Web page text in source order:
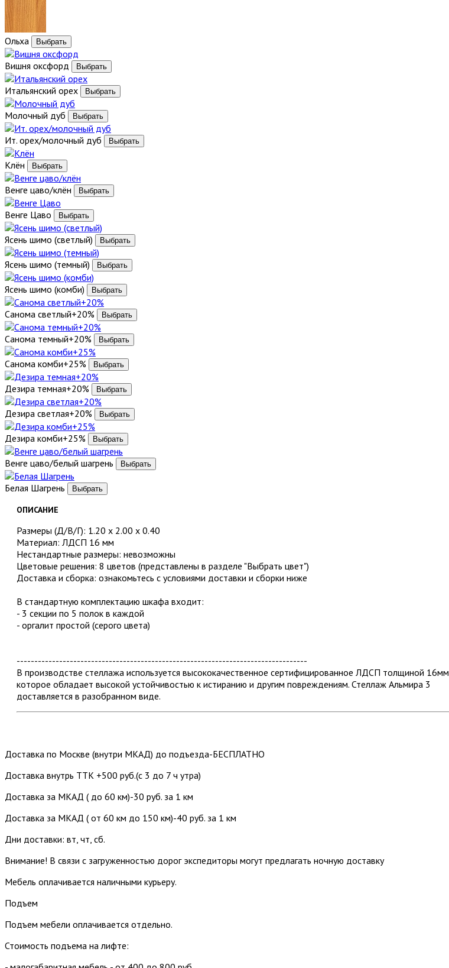
Ольха
Вишня оксфорд
Итальянский орех
Молочный дуб
Ит. орех/молочный дуб
Клён
Венге цаво/клён
Венге Цаво
Ясень шимо (светлый)
Ясень шимо (темный)
Ясень шимо (комби)
Санома светлый+20%
Санома темный+20%
Санома комби+25%
Дезира темная+20%
Дезира светлая+20%
Дезира комби+25%
Венге цаво/белый шагрень
Белая Шагрень
ОПИСАНИЕ
Размеры (Д/В/Г): 1.20 х 2.00 х 0.40
Материал: ЛДСП 16 мм
Нестандартные размеры: невозможны
Цветовые решения: 8 цветов (представлены в разделе "Выбрать цвет")
Доставка и сборка: ознакомьтесь с условиями доставки и сборки ниже
В стандартную комплектацию шкафа входит:
- 3 секции по 5 полок в каждой
- оргалит простой (серого цвета)
----------------------------------------------------------------------------------
В производстве стеллажа используется высококачественное сертифицированное ЛДСП толщиной 16мм,
которое обладает высокой устойчивостью к истиранию и другим повреждениям. Стеллаж Альмира 3
доставляется в разобранном виде.
Доставка по Москве (внутри МКАД) до подъезда-БЕСПЛАТНО
Доставка внутрь ТТК +500 руб.(с 3 до 7 ч утра)
Доставка за МКАД ( до 60 км)-30 руб. за 1 км
Доставка за МКАД ( от 60 км до 150 км)-40 руб. за 1 км
Дни доставки: вт, чт, сб.
Внимание! В связи с загруженностью дорог экспедиторы могут предлагать ночную доставку
Мебель оплачивается наличными курьеру.
Подъем
Подъем мебели оплачивается отдельно.
Стоимость подъема на лифте: